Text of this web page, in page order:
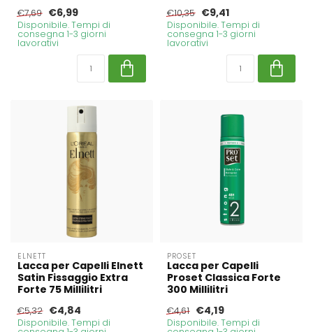
€7,69 €6,99
Disponibile. Tempi di
consegna 1-3 giorni
lavorativi
€10,35 €9,41
Disponibile. Tempi di
consegna 1-3 giorni
lavorativi
ELNETT
Lacca per Capelli Elnett
Satin Fissaggio Extra
Forte 75 Millilitri
€5,32 €4,84
Disponibile. Tempi di
PROSET
Lacca per Capelli
Proset Classica Forte
300 Millilitri
€4,61 €4,19
Disponibile. Tempi di